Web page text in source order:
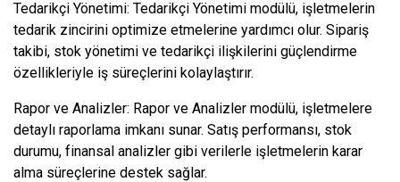
Tedarikçi Yönetimi: Tedarikçi Yönetimi modülü, işletmelerin
tedarik zincirini optimize etmelerine yardımcı olur. Sipariş
takibi, stok yönetimi ve tedarikçi ilişkilerini güçlendirme
özellikleriyle iş süreçlerini kolaylaştırır.
Rapor ve Analizler: Rapor ve Analizler modülü, işletmelere
detaylı raporlama imkanı sunar. Satış performansı, stok
durumu, finansal analizler gibi verilerle işletmelerin karar
alma süreçlerine destek sağlar.